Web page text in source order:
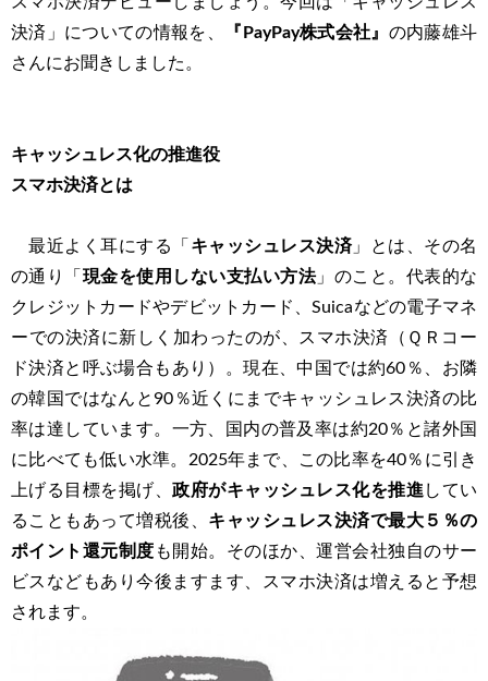
決済」についての情報を、
『PayPay株式会社』 の内藤雄斗
さんにお聞きしました。
キャッシュレス化の推進役
スマホ決済とは
最近よく耳にする「 キャッシュレス決済」とは、その名
の通り「 現金を使用しない支払い方法」のこと。代表的な
クレジットカードやデビットカード、Suicaなどの電子マネ
ーでの決済に新しく加わったのが、スマホ決済（ＱＲコー
ド決済と呼ぶ場合もあり）。現在、中国では約60％、お隣
の韓国ではなんと90％近くにまでキャッシュレス決済の比
率は達しています。一方、国内の普及率は約20％と諸外国
に比べても低い水準。2025年まで、この比率を40％に引き
上げる目標を掲げ、政府がキャッシュレス化を推進 してい
ることもあって増税後、 キャッシュレス決済で最大５％の
ポイント還元制度 も開始。そのほか、運営会社独自のサー
ビスなどもあり今後ますます、スマホ決済は増えると予想
されます。